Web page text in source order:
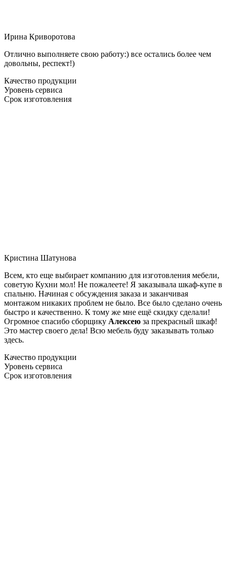
Ирина Криворотова
Отлично выполняете свою работу:) все остались более чем
довольны, респект!)
Качество продукции
Уровень сервиса
Срок изготовления
Кристина Шатунова
Всем, кто еще выбирает компанию для изготовления мебели,
советую Кухни мол! Не пожалеете! Я заказывала шкаф-купе в
спальню. Начиная с обсуждения заказа и заканчивая
монтажом никаких проблем не было. Все было сделано очень
быстро и качественно. К тому же мне ещё скидку сделали!
Огромное спасибо сборщику Алексею за прекрасный шкаф!
Это мастер своего дела! Всю мебель буду заказывать только
здесь.
Качество продукции
Уровень сервиса
Срок изготовления